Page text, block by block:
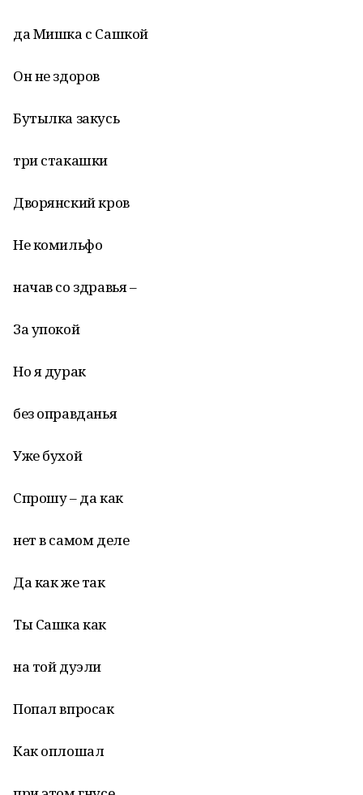
да Мишка с Сашкой
Он не здоров
Бутылка закусь
три стакашки
Дворянский кров
Не комильфо
начав со здравья –
За упокой
Но я дурак
без оправданья
Уже бухой
Спрошу – да как
нет в самом деле
Да как же так
Ты Сашка как
на той дуэли
Попал впросак
Как оплошал